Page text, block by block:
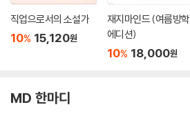
직업으로서의 소설가
10% 15,120원
재지마인드 (여름방학
에디션)
10% 18,000원
MD 한마디